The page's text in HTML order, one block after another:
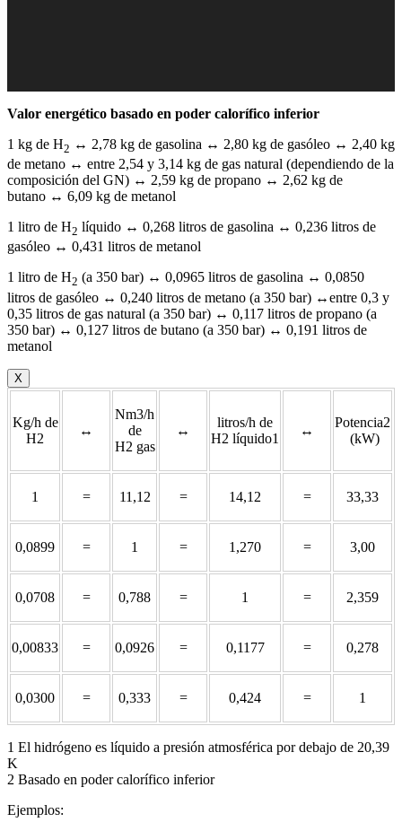
Valor energético basado en poder calorífico inferior
1 kg de H2 ↔ 2,78 kg de gasolina ↔ 2,80 kg de gasóleo ↔ 2,40 kg
de metano ↔ entre 2,54 y 3,14 kg de gas natural (dependiendo de la
composición del GN) ↔ 2,59 kg de propano ↔ 2,62 kg de
butano ↔ 6,09 kg de metanol
1 litro de H2 líquido ↔ 0,268 litros de gasolina ↔ 0,236 litros de
gasóleo ↔ 0,431 litros de metanol
1 litro de H2 (a 350 bar) ↔ 0,0965 litros de gasolina ↔ 0,0850
litros de gasóleo ↔ 0,240 litros de metano (a 350 bar) ↔entre 0,3 y
0,35 litros de gas natural (a 350 bar) ↔ 0,117 litros de propano (a
350 bar) ↔ 0,127 litros de butano (a 350 bar) ↔ 0,191 litros de
metanol
X
Kg/h de
H2
↔
Nm3/h
de
H2 gas
↔
litros/h de
H2 líquido1
↔
Potencia2
(kW)
1 = 11,12 = 14,12 = 33,33
0,0899 = 1 = 1,270 = 3,00
0,0708 = 0,788 = 1 = 2,359
0,00833 = 0,0926 = 0,1177 = 0,278
0,0300 = 0,333 = 0,424 = 1
1 El hidrógeno es líquido a presión atmosférica por debajo de 20,39
K
2 Basado en poder calorífico inferior
Ejemplos: